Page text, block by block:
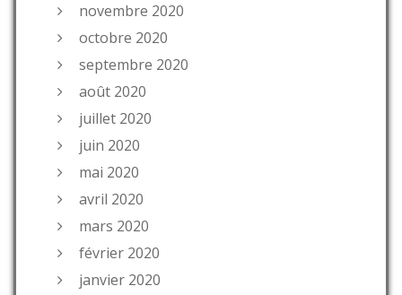
novembre 2020
octobre 2020
septembre 2020
août 2020
juillet 2020
juin 2020
mai 2020
avril 2020
mars 2020
février 2020
janvier 2020